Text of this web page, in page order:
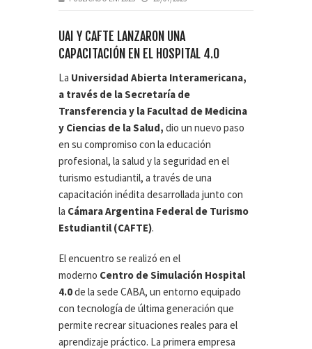
UAI Y CAFTE LANZARON UNA
CAPACITACIÓN EN EL HOSPITAL 4.0
La Universidad Abierta Interamericana,
a través de la Secretaría de
Transferencia y la Facultad de Medicina
y Ciencias de la Salud, dio un nuevo paso
en su compromiso con la educación
profesional, la salud y la seguridad en el
turismo estudiantil, a través de una
capacitación inédita desarrollada junto con
la Cámara Argentina Federal de Turismo
Estudiantil (CAFTE).
El encuentro se realizó en el
moderno Centro de Simulación Hospital
4.0de la sede CABA, un entorno equipado
con tecnología de última generación que
permite recrear situaciones reales para el
aprendizaje práctico. La primera empresa